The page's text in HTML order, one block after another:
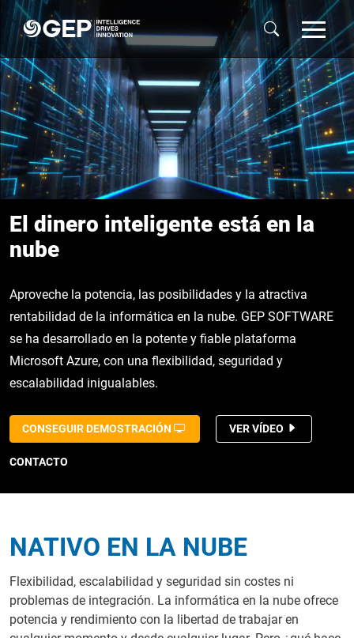
Skip to main content
El dinero inteligente está en la
nube
Aproveche la potencia, las posibilidades y la atractiva
rentabilidad de la informática en la nube. GEP SOFTWARE
se ha desarrollado en la potente y fiable plataforma
Microsoft Azure, con una flexibilidad, seguridad y
escalabilidad inigualables.
CONSEGUIR DEMOSTRACIÓN VER VÍDEO
CONTACTO
NATIVO EN LA NUBE
Flexibilidad, escalabilidad y seguridad sin costes ni
problemas de integración. La informática en la nube ofrece
potencia y rendimiento con la libertad de trabajar en